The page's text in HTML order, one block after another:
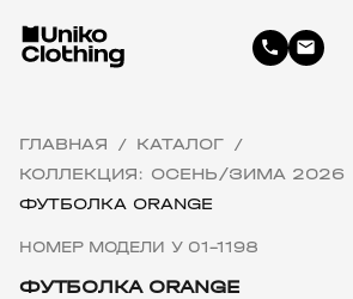
phone email
ГЛАВНАЯ / КАТАЛОГ /
КОЛЛЕКЦИЯ: ОСЕНЬ/ЗИМА 2026
ФУТБОЛКА ORANGE
НОМЕР МОДЕЛИ У 01-1198
ФУТБОЛКА ORANGE